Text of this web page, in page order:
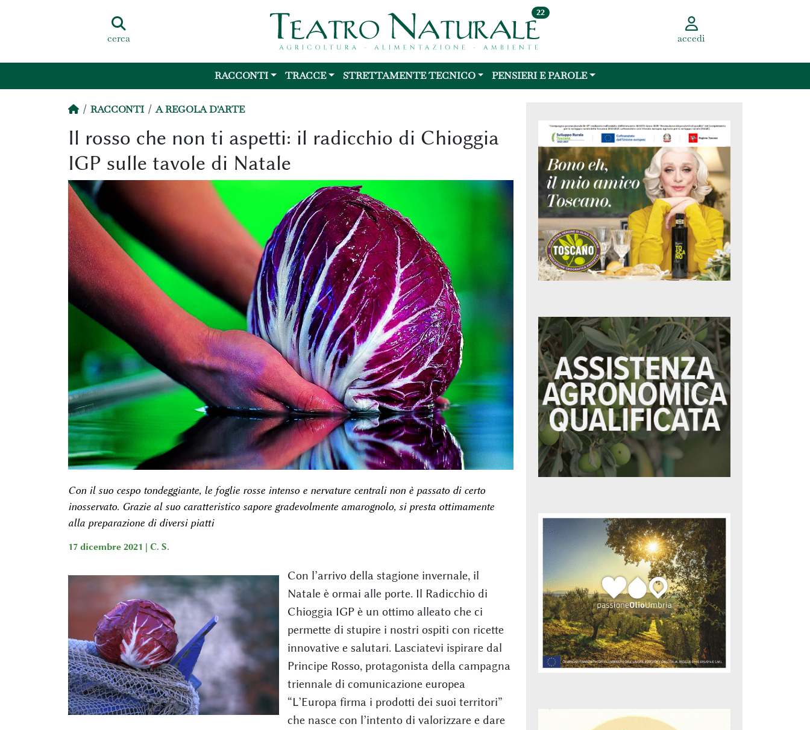
cerca
22
accedi
RACCONTI TRACCE STRETTAMENTE TECNICO PENSIERI E PAROLE
RACCONTI A REGOLA D'ARTE
Il rosso che non ti aspetti: il radicchio di Chioggia
IGP sulle tavole di Natale
Con il suo cespo tondeggiante, le foglie rosse intenso e nervature centrali non è passato di certo
inosservato. Grazie al suo caratteristico sapore gradevolmente amarognolo, si presta ottimamente
alla preparazione di diversi piatti
17 dicembre 2021 | C. S.
Con l’arrivo della stagione invernale, il
Natale è ormai alle porte. Il Radicchio di
Chioggia IGP è un ottimo alleato che ci
permette di stupire i nostri ospiti con ricette
innovative e salutari. Lasciatevi ispirare dal
Principe Rosso, protagonista della campagna
triennale di comunicazione europea
“L’Europa firma i prodotti dei suoi territori”
che nasce con l’intento di valorizzare e dare